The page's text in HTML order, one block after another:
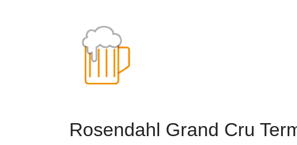
Rosendahl Grand Cru